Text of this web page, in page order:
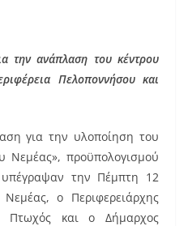
την ανάπλαση του κέντρου
Πελοποννήσου και
για την υλοποίηση του
Νεμέας», προϋπολογισμού
την Πέμπτη 12
ο Περιφερειάρχης
Πτωχός και ο Δήμαρχος